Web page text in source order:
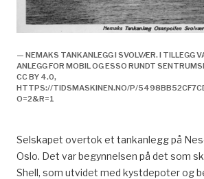
— NEMAKS TANKANLEGG I SVOLVÆR. I TILLEGG
ANLEGG FOR MOBIL OG ESSO RUNDT
CC BY 4.0,
HTTPS://TIDSMASKINEN.NO/P/
O=2&R=1
Selskapet overtok et tankanlegg på
Oslo. Det var begynnelsen på det som
Shell, som utvidet med kystdepoter og